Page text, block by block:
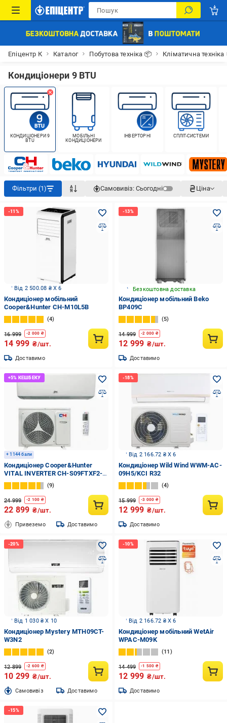
Епіцентр К Каталог Побутова техніка 📦 Кліматична
Кондиціонери 9 BTU
КОНДИЦІОНЕРИ 9
BTU
МОБІЛЬНІ
КОНДИЦІОНЕРИ
ІНВЕРТОРНІ СПЛІТ-СИСТЕМИ
Фільтри (1) Самовивіз: Сьогодні Ціна
Від 2 500.08 ₴ X 6
Кондиціонер мобільний
Cooper&Hunter CH-M10L5B
4
16 999 -2 000 ₴
14 999 ₴/шт.
Доставимо
Безкоштовна доставка
Кондиціонер мобільний Beko
BP409C
5
14 999 -2 000 ₴
12 999 ₴/шт.
Доставимо
+ 1144 бали
Кондиціонер Cooper&Hunter
VITAL INVERTER CH-S09FTXF2-
NG
9
24 999 -2 100 ₴
22 899 ₴/шт.
Привеземо Доставимо
Від 2 166.72 ₴ X 6
Кондиціонер Wild Wind WWM-AC-
09H5/KCI R32
4
15 999 -3 000 ₴
12 999 ₴/шт.
Доставимо
Від 1 030 ₴ X 10
Кондиціонер Mystery MTH09CT-
W3N2
2
12 899 -2 600 ₴
10 299 ₴/шт.
Cамовивіз Доставимо
Від 2 166.72 ₴ X 6
Кондиціонер мобільний WetAir
WPAC-M09K
11
14 499 -1 500 ₴
12 999 ₴/шт.
Доставимо